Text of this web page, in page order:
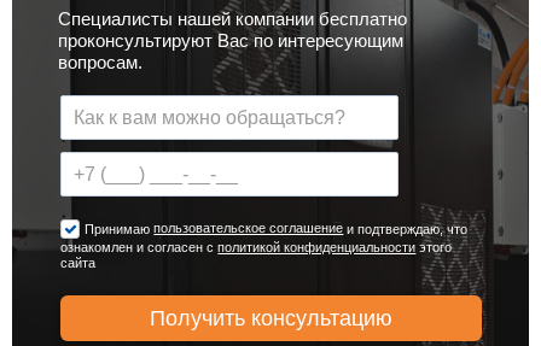
Специалисты нашей компании бесплатно
проконсультируют Вас по интересующим
вопросам.
Принимаюпользовательское соглашение и подтверждаю, что
ознакомлен и согласен сполитикой конфиденциальности этого
сайта